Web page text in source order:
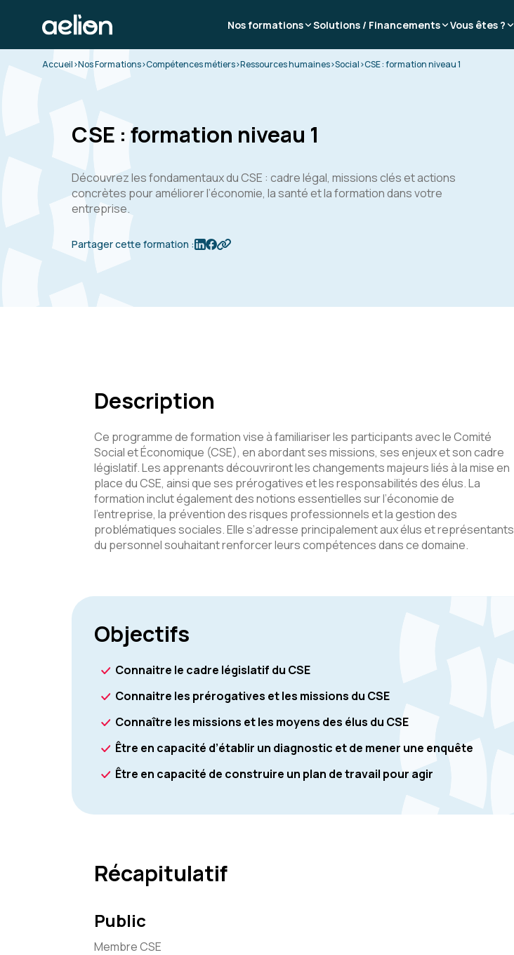
Nos formations Solutions / Financements Vous êtes ?
Accueil>Nos Formations>Compétences métiers>Ressources humaines>Social>CSE : formation niveau 1
CSE : formation niveau 1
Découvrez les fondamentaux du CSE : cadre légal, missions clés et actions
concrètes pour améliorer l’économie, la santé et la formation dans votre
entreprise.
Partager cette formation :
Description
Ce programme de formation vise à familiariser les participants avec le Comité
Social et Économique (CSE), en abordant ses missions, ses enjeux et son cadre
législatif. Les apprenants découvriront les changements majeurs liés à la mise en
place du CSE, ainsi que ses prérogatives et les responsabilités des élus. La
formation inclut également des notions essentielles sur l’économie de
l’entreprise, la prévention des risques professionnels et la gestion des
problématiques sociales. Elle s’adresse principalement aux élus et représentants
du personnel souhaitant renforcer leurs compétences dans ce domaine.
Objectifs
Connaitre le cadre législatif du CSE
Connaitre les prérogatives et les missions du CSE
Connaître les missions et les moyens des élus du CSE
Être en capacité d’établir un diagnostic et de mener une enquête
Être en capacité de construire un plan de travail pour agir
Récapitulatif
Public
Membre CSE